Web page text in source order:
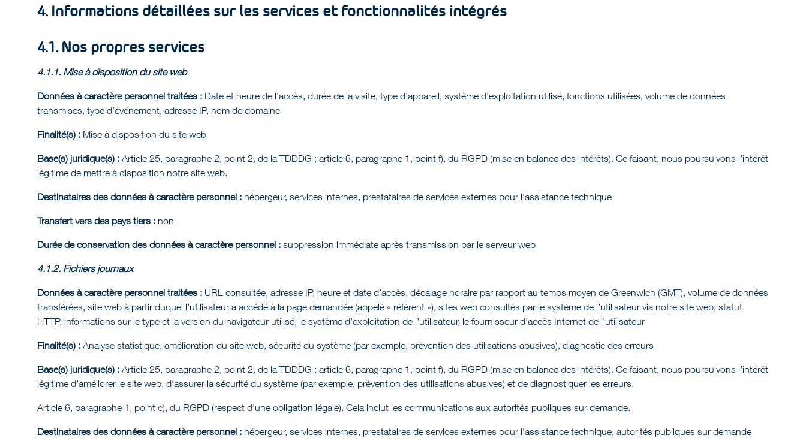
4. Informations détaillées sur les services et fonctionnalités intégrés
4.1. Nos propres services
4.1.1. Mise à disposition du site web
Données à caractère personnel traitées : Date et heure de l’accès, durée de la visite, type d’appareil, système d’exploitation utilisé, fonctions utilisées, volume de données
transmises, type d’événement, adresse IP, nom de domaine
Finalité(s) : Mise à disposition du site web
Base(s) juridique(s) : Article 25, paragraphe 2, point 2, de la TDDDG ; article 6, paragraphe 1, point f), du RGPD (mise en balance des intérêts). Ce faisant, nous poursuivons l’intérêt
légitime de mettre à disposition notre site web.
Destinataires des données à caractère personnel : hébergeur, services internes, prestataires de services externes pour l’assistance technique
Transfert vers des pays tiers : non
Durée de conservation des données à caractère personnel : suppression immédiate après transmission par le serveur web
4.1.2. Fichiers journaux
Données à caractère personnel traitées : URL consultée, adresse IP, heure et date d’accès, décalage horaire par rapport au temps moyen de Greenwich (GMT), volume de données
transférées, site web à partir duquel l’utilisateur a accédé à la page demandée (appelé « référent »), sites web consultés par le système de l’utilisateur via notre site web, statut
HTTP, informations sur le type et la version du navigateur utilisé, le système d’exploitation de l’utilisateur, le fournisseur d’accès Internet de l’utilisateur
Finalité(s) :Analyse statistique, amélioration du site web, sécurité du système (par exemple, prévention des utilisations abusives), diagnostic des erreurs
Base(s) juridique(s) : Article 25, paragraphe 2, point 2, de la TDDDG ; article 6, paragraphe 1, point f), du RGPD (mise en balance des intérêts). Ce faisant, nous poursuivons l’intérêt
légitime d’améliorer le site web, d’assurer la sécurité du système (par exemple, prévention des utilisations abusives) et de diagnostiquer les erreurs.
Article 6, paragraphe 1, point c), du RGPD (respect d’une obligation légale). Cela inclut les communications aux autorités publiques sur demande.
Destinataires des données à caractère personnel : hébergeur, services internes, prestataires de services externes pour l’assistance technique, autorités publiques sur demande